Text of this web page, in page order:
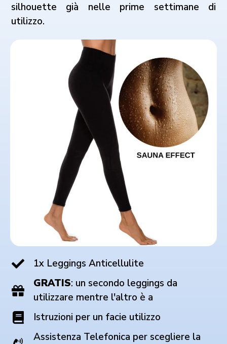
silhouette già nelle prime settimane di
utilizzo.
1x Leggings Anticellulite
GRATIS: un secondo leggings da
utilizzare mentre l'altro è a
Istruzioni per un facie utilizzo
Assistenza Telefonica per scegliere la